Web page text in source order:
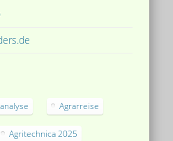
Agrarreise
Agritechnica 2025